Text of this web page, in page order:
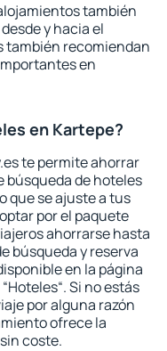
también
y hacia el
también recomiendan
en
en Kartepe?
te permite ahorrar
búsqueda de hoteles
que se ajuste a tus
por el paquete
ahorrarse hasta
búsqueda y reserva
en la página
Si no estás
por alguna razón
ofrece la
coste.